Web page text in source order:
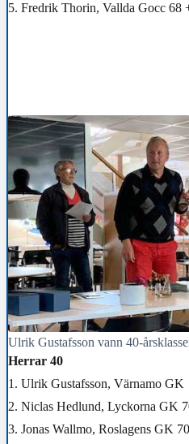
5. Fredrik Thorin, Vallda Gocc 68
Ulrik Gustafsson vann 40-
Herrar 40
1. Ulrik Gustafsson, Värnamo
2. Niclas Hedlund, Lyckorna GK
3. Jonas Wallmo, Roslagens GK